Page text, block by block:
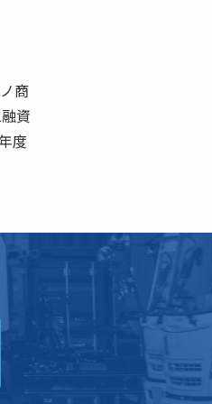
商
資
度